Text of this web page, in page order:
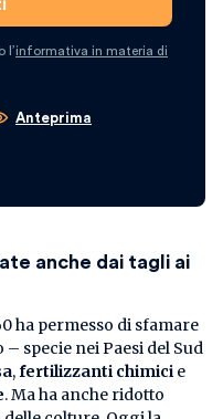
l’informativa in materia di
Anteprima
anche dai tagli ai
ha permesso di sfamare
specie nei Paesi del Sud
,fertilizzanti chimici e
. Ma ha anche ridotto